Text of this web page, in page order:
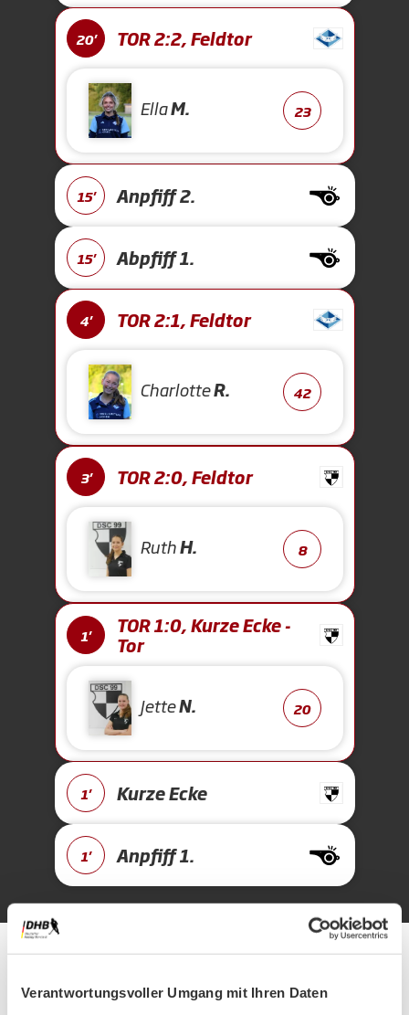
Verantwortungsvoller Umgang mit Ihren Daten
20' TOR 2:2, Feldtor
EllaM. 23
15' Anpfiff 2.
15' Abpfiff 1.
4' TOR 2:1, Feldtor
CharlotteR. 42
3' TOR 2:0, Feldtor
RuthH. 8
1'
TOR 1:0, Kurze Ecke -
Tor
JetteN. 20
1' Kurze Ecke
1' Anpfiff 1.
Alle Spiele unserer Danas und Honamas live und kostenfrei